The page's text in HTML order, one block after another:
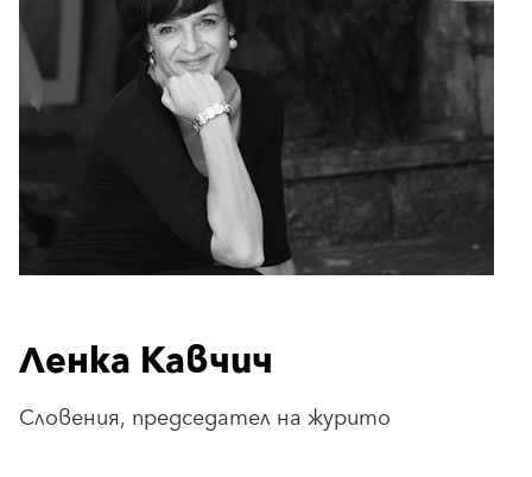
Ленка Кавчич
Словения, председател на журито